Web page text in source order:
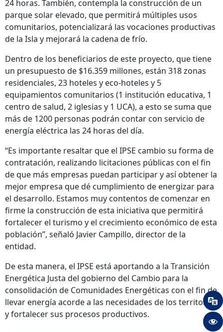
24 horas. También, contempla la construcción de un
parque solar elevado, que permitirá múltiples usos
comunitarios, potencializará las vocaciones productivas
de la Isla y mejorará la cadena de frío.
Dentro de los beneficiarios de este proyecto, que tiene
un presupuesto de $16.359 millones, están 318 zonas
residenciales, 23 hoteles y eco-hoteles y 5
equipamientos comunitarios (1 institución educativa, 1
centro de salud, 2 iglesias y 1 UCA), a esto se suma que
más de 1200 personas podrán contar con servicio de
energía eléctrica las 24 horas del día.
“Es importante resaltar que el IPSE cambio su forma de
contratación, realizando licitaciones públicas con el fin
de que más empresas puedan participar y así obtener la
mejor empresa que dé cumplimiento de energizar para
el desarrollo. Estamos muy contentos de comenzar en
firme la construcción de esta iniciativa que permitirá
fortalecer el turismo y el crecimiento económico de esta
población”, señaló Javier Campillo, director de la
entidad.
De esta manera, el IPSE está aportando a la Transición
Energética Justa del gobierno del Cambio para la
consolidación de Comunidades Energéticas con el fin de
llevar energía acorde a las necesidades de los territorios
y fortalecer sus procesos productivos.